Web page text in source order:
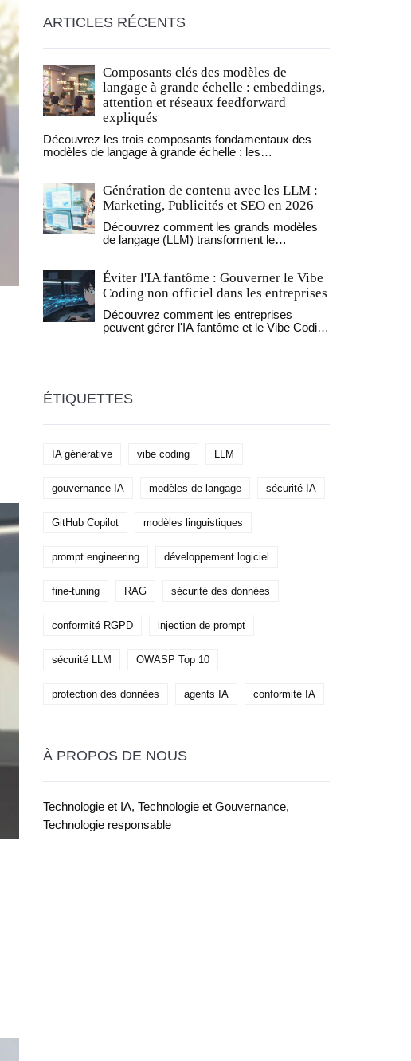
ARTICLES RÉCENTS
Composants clés des modèles de
langage à grande échelle : embeddings,
attention et réseaux feedforward
expliqués
Découvrez les trois composants fondamentaux des
modèles de langage à grande échelle : les
modèles comprennent et génèrent le langage.
Génération de contenu avec les LLM :
Marketing, Publicités et SEO en 2026
Découvrez comment les grands modèles
de langage (LLM) transforment le
RAG et les meilleures pratiques.
Éviter l'IA fantôme : Gouverner le Vibe
Coding non officiel dans les entreprises
Découvrez comment les entreprises
peuvent gérer l'IA fantôme et le Vibe Coding
ÉTIQUETTES
IA générative vibe coding LLM
gouvernance IA modèles de langage sécurité IA
GitHub Copilot modèles linguistiques
prompt engineering développement logiciel
fine-tuning RAG sécurité des données
conformité RGPD injection de prompt
sécurité LLM OWASP Top 10
protection des données agents IA conformité IA
À PROPOS DE NOUS
Technologie et IA, Technologie et Gouvernance,
Technologie responsable